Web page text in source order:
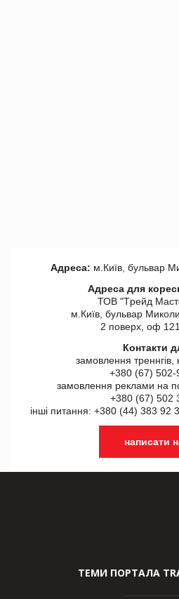
Адреса: м.Київ, бульвар
Адреса для
ТОВ "Tрейд
м.Київ, бульвар
2 поверх, оф
Контакти
замовлення треннгів,
+380 (67) 502-
замовлення реклами на
+380 (67) 502
інші питання: +380 (44) 383 92
написати
ТЕМИ ПОРТАЛА